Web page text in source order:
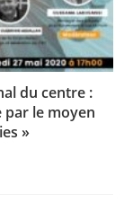
du centre :
par le moyen
»